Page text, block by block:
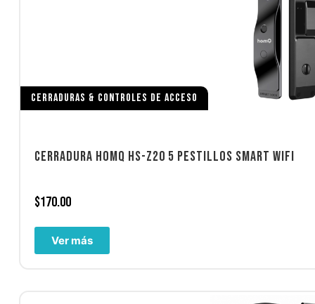
CERRADURAS & CONTROLES DE ACCESO
CERRADURA HOMQ HS-Z20 5 PESTILLOS SMART WIFI
$170.00
Ver más